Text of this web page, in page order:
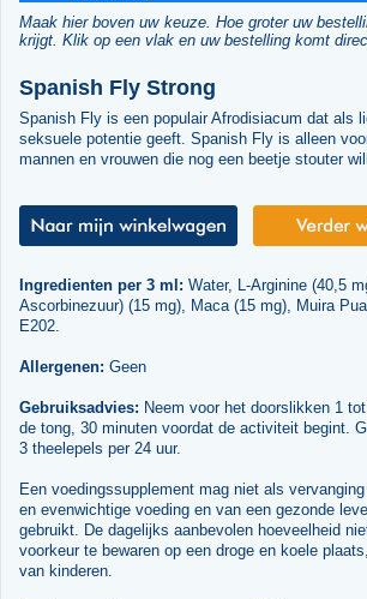
Maak hier boven uw keuze. Hoe groter uw
krijgt. Klik op een vlak en uw bestelling komt
Spanish Fly Strong
Spanish Fly is een populair Afrodisiacum dat als
seksuele potentie geeft. Spanish Fly is alleen
mannen en vrouwen die nog een beetje stouter
Ingredienten per 3 ml: Water, L-Arginine (40,5
Ascorbinezuur) (15 mg), Maca (15 mg), Muira
E202.
Allergenen: Geen
Gebruiksadvies: Neem voor het doorslikken 1
de tong, 30 minuten voordat de activiteit begint.
3 theelepels per 24 uur.
Een voedingssupplement mag niet als
en evenwichtige voeding en van een gezonde
gebruikt. De dagelijks aanbevolen hoeveelheid
voorkeur te bewaren op een droge en koele
van kinderen.